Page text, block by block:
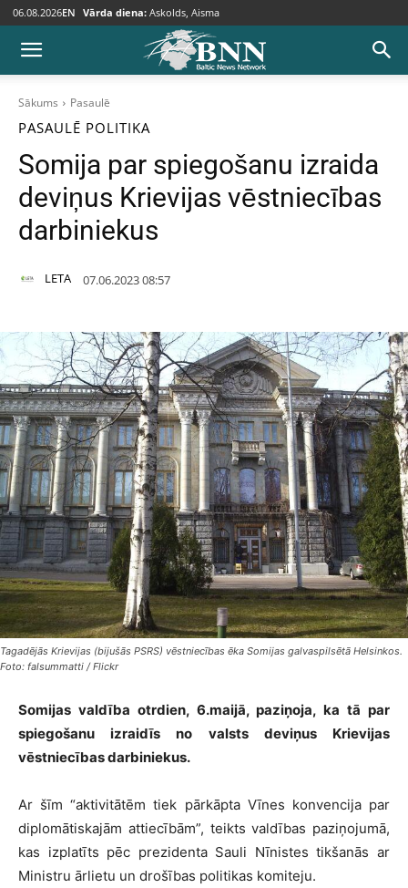
06.08.2026EN Vārda diena: Askolds, Aisma
Sākums Pasaulē
PASAULĒ POLITIKA
Somija par spiegošanu izraida
deviņus Krievijas vēstniecības
darbiniekus
LETA 07.06.2023 08:57
Tagadējās Krievijas (bijušās PSRS) vēstniecības ēka Somijas galvaspilsētā Helsinkos.
Foto: falsummatti / Flickr
Somijas valdība otrdien, 6.maijā, paziņoja, ka tā par
spiegošanu izraidīs no valsts deviņus Krievijas
vēstniecības darbiniekus.
Ar šīm “aktivitātēm tiek pārkāpta Vīnes konvencija par
diplomātiskajām attiecībām”, teikts valdības paziņojumā,
kas izplatīts pēc prezidenta Sauli Nīnistes tikšanās ar
Ministru ārlietu un drošības politikas komiteju.